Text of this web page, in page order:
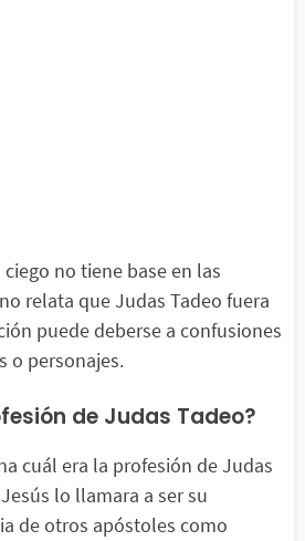
no tiene base en las
relata que Judas Tadeo fuera
puede deberse a confusiones
o personajes.
de Judas Tadeo?
cuál era la profesión de Judas
lo llamara a ser su
de otros apóstoles como